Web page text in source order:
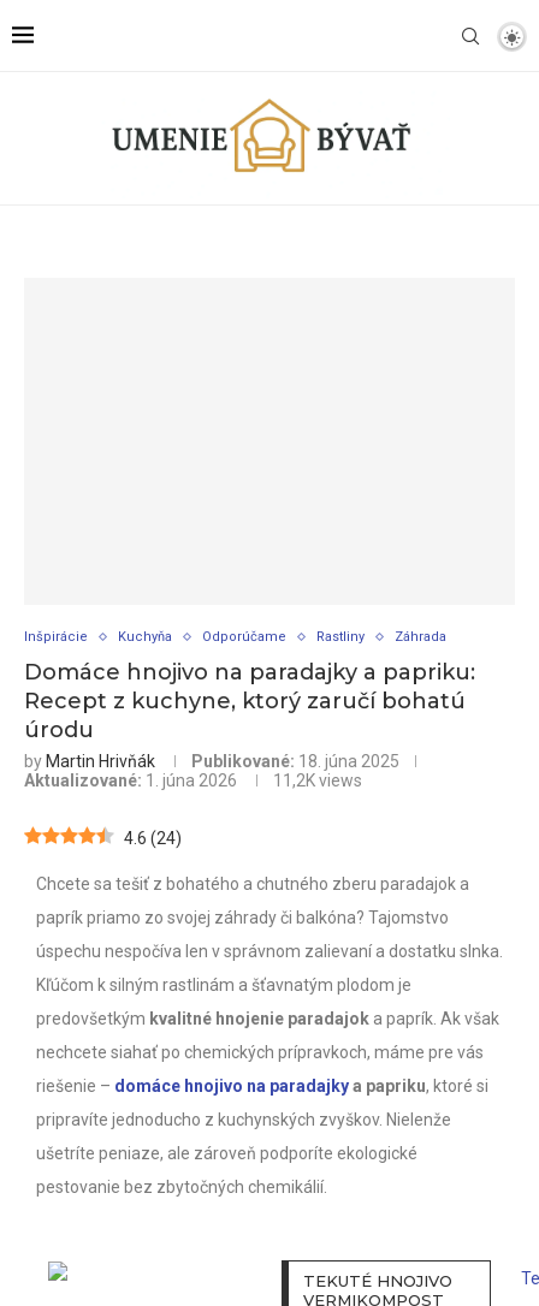
Inšpirácie Kuchyňa Odporúčame Rastliny Záhrada
Domáce hnojivo na paradajky a papriku:
Recept z kuchyne, ktorý zaručí bohatú
úrodu
by Martin Hrivňák Publikované: 18. júna 2025
Aktualizované: 1. júna 2026 11,2Kviews
4.6 (24)
Chcete sa tešiť z bohatého a chutného zberu paradajok a
paprík priamo zo svojej záhrady či balkóna? Tajomstvo
úspechu nespočíva len v správnom zalievaní a dostatku slnka.
Kľúčom k silným rastlinám a šťavnatým plodom je
predovšetkým kvalitné hnojenie paradajok a paprík. Ak však
nechcete siahať po chemických prípravkoch, máme pre vás
riešenie – domáce hnojivo na paradajkya papriku, ktoré si
pripravíte jednoducho z kuchynských zvyškov. Nielenže
ušetríte peniaze, ale zároveň podporíte ekologické
pestovanie bez zbytočných chemikálií.
TEKUTÉ HNOJIVO
VERMIKOMPOST